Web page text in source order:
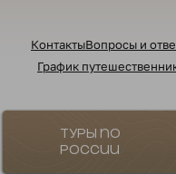
КонтактыВопросы и
График
Туры по
России